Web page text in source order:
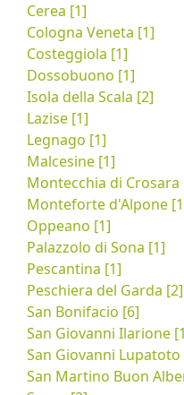
Cerea [1]
Cologna Veneta [1]
Costeggiola [1]
Dossobuono [1]
Isola della Scala [2]
Lazise [1]
Legnago [1]
Malcesine [1]
Montecchia di Crosara
Monteforte d'Alpone
Oppeano [1]
Palazzolo di Sona [1]
Pescantina [1]
Peschiera del Garda [2]
San Bonifacio [6]
San Giovanni Ilarione
San Giovanni Lupatoto
San Martino Buon